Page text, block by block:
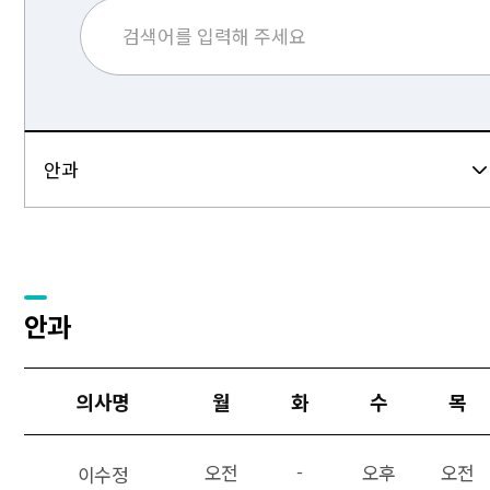
안과
의사명 월 화 수 목
이수정 오전 - 오후 오전